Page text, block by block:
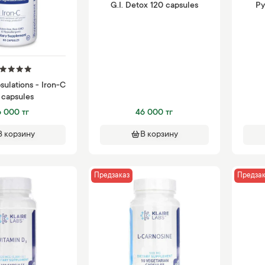
- Iron-C
000 тг
корзину
G.I. Detox 120 capsules
46 000 тг
В корзину
Предзаказ